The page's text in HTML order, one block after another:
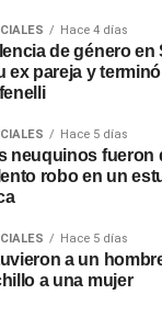
Hace 4 días
de género en
ex pareja y
Hace 5 días
neuquinos fueron
robo en un
Hace 5 días
a un
a una mujer